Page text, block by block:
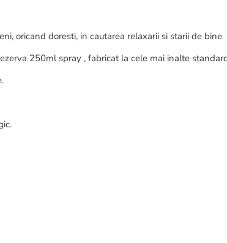
oricand doresti, in cautarea relaxarii si starii de bine
250ml spray , fabricat la cele mai inalte